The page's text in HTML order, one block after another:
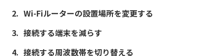
Wi-Fiルーターの設置場所を変更する
接続する端末を減らす
接続する周波数帯を切り替える